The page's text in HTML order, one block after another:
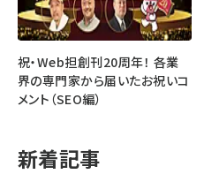
youtube (2425)
note (2310)
セミナー (2301)
meo (1274)
祝・Web担創刊20周年！ 各業
界の専門家から届いたお祝いコ
メント（SEO編）
新着記事